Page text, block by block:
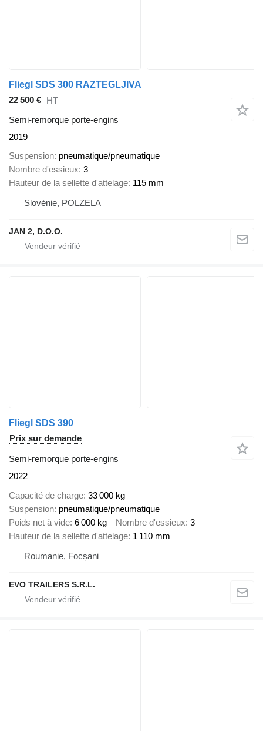
Fliegl SDS 300 RAZTEGLJIVA
22 500 € HT
Semi-remorque porte-engins
2019
Suspension pneumatique/pneumatique
Nombre d'essieux 3
Hauteur de la sellette d'attelage 115 mm
Slovénie, POLZELA
JAN 2, D.O.O.
Fliegl SDS 390
Prix sur demande
Semi-remorque porte-engins
2022
Capacité de charge 33 000 kg
Suspension pneumatique/pneumatique
Poids net à vide 6 000 kg Nombre d'essieux 3
Hauteur de la sellette d'attelage 1 110 mm
Roumanie, Focșani
EVO TRAILERS S.R.L.